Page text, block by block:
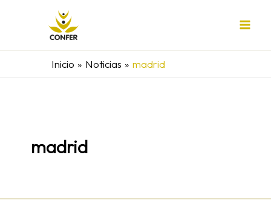
Inicio
Noticias madrid
madrid